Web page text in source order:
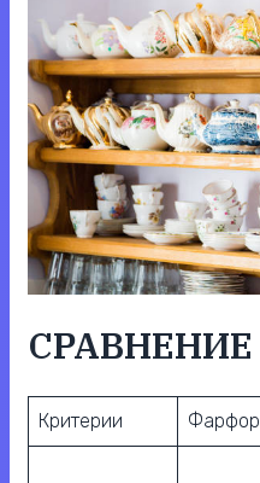
СРАВНЕНИЕ
Критерии Фарфор